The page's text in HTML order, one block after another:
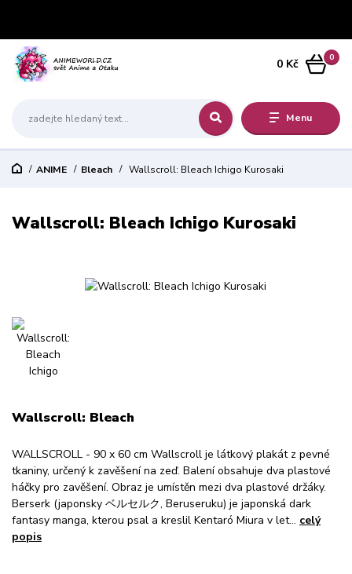
Menu
0
0 Kč
ANIME Bleach Wallscroll: Bleach Ichigo Kurosaki
Wallscroll: Bleach Ichigo Kurosaki
Wallscroll: Bleach
WALLSCROLL - 90 x 60 cm Wallscroll je látkový plakát z pevné
tkaniny, určený k zavěšení na zeď. Balení obsahuje dva plastové
háčky pro zavěšení. Obraz je umístěn mezi dva plastové držáky.
Berserk (japonsky ベルセルク, Beruseruku) je japonská dark
fantasy manga, kterou psal a kreslil Kentaró Miura v let... celý
popis